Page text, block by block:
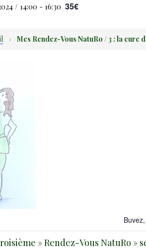
/ 14:00 - 16:30 35€
› Mes Rendez-Vous NatuRo / 3 : la cure
» Rendez-Vous NatuRo »